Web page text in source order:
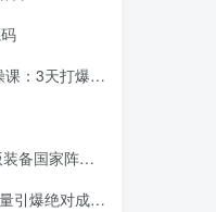
7天稳定自然流玩法
一键端+GM工具
教程（后续教程）_网赚教程